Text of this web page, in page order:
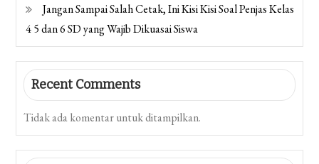
Jangan Sampai Salah Cetak, Ini Kisi Kisi Soal Penjas Kelas
4 5 dan 6 SD yang Wajib Dikuasai Siswa
Recent Comments
Tidak ada komentar untuk ditampilkan.